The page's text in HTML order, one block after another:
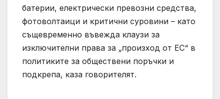
батерии, електрически превозни средства,
фотоволтаици и критични суровини – като
същевременно въвежда клаузи за
изключителни права за „произход от ЕС“ в
политиките за обществени поръчки и
подкрепа, каза говорителят.